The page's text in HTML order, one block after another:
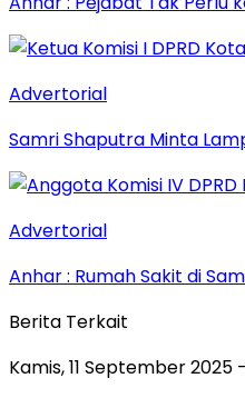
Advertorial
Samri Shaputra Minta
Advertorial
Anhar : Rumah Sakit di
Berita Terkait
Kamis, 11 September 2025